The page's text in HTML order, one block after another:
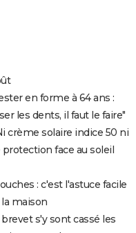
en forme à 64 ans :
les dents, il faut le faire"
crème solaire indice 50 ni
face au soleil
: c'est l'astuce facile
maison
s'y sont cassé les